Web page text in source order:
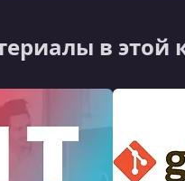
в этой